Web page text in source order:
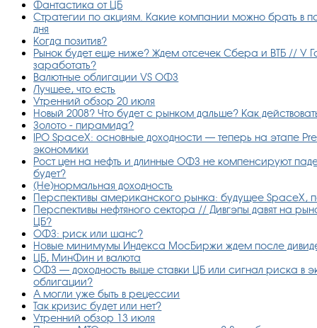
Фантастика от ЦБ
Стратегии по акциям. Какие компании можно брать в
дня
Когда позитив?
Рынок будет еще ниже? Ждем отсечек Сбера и ВТБ // У
заработать?
Валютные облигации VS ОФЗ
Лучшее, что есть
Утренний обзор 20 июля
Новый 2008? Что будет с рынком дальше? Как
Золото - пирамида?
IPO SpaceX: основные доходности — теперь на этапе
экономики
Рост цен на нефть и длинные ОФЗ не компенсируют
будет?
(Не)нормальная доходность
Перспективы американского рынка: будущее SpaceX,
Перспективы нефтяного сектора // Дивгэпы давят на
ЦБ?
ОФЗ: риск или шанс?
Новые минимумы Индекса МосБиржи ждем после
ЦБ, МинФин и валюта
ОФЗ — доходность выше ставки ЦБ или сигнал риска в
облигации?
А могли уже быть в рецессии
Так кризис будет или нет?
Утренний обзор 13 июля